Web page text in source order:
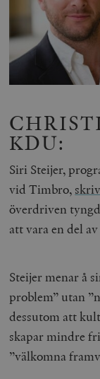
KDU:
Siri Steijer,
vid Timbro,
överdriven
att vara en del
Steijer menar å
problem” utan
dessutom att
skapar mindre
”välkomna